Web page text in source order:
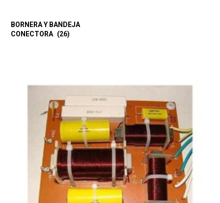
BORNERA Y BANDEJA
CONECTORA (26)